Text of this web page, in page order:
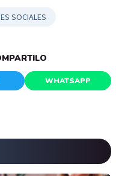
SOCIALES
WHATSAPP